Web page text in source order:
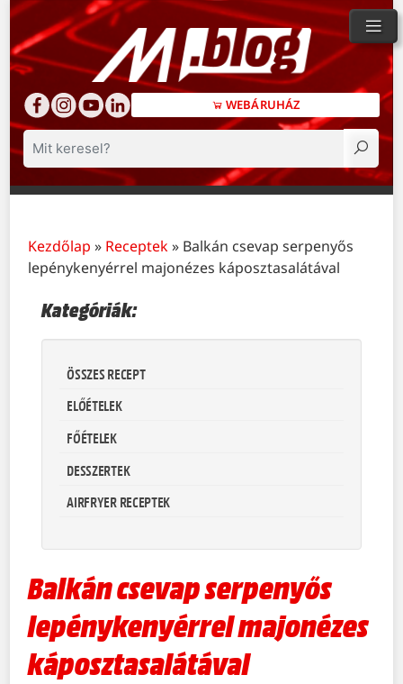
WEBÁRUHÁZ
Keresés
Kezdőlap » Receptek» Balkán csevap serpenyős
lepénykenyérrel majonézes káposztasalátával
Kategóriák:
ÖSSZES RECEPT
ELŐÉTELEK
FŐÉTELEK
DESSZERTEK
AIRFRYER RECEPTEK
Balkán csevap serpenyős
lepénykenyérrel majonézes
káposztasalátával